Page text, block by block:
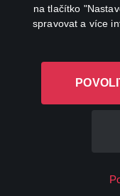
na tlačítko
spravovat a více
L-1246 Luxembourg